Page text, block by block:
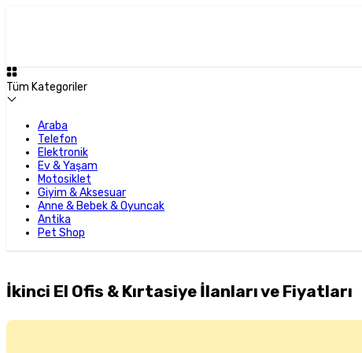
Tüm Kategoriler
Araba
Telefon
Elektronik
Ev & Yaşam
Motosiklet
Giyim & Aksesuar
Anne & Bebek & Oyuncak
Antika
Pet Shop
İkinci El Ofis & Kırtasiye İlanları ve Fiyatları